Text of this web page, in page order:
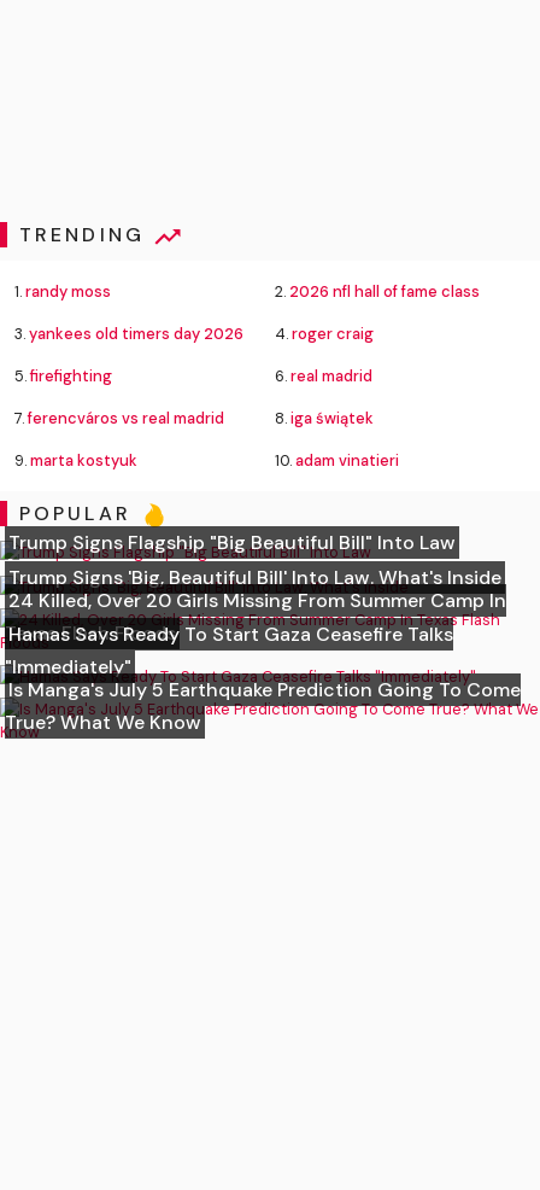
TRENDING
1.randy moss 2. 2026 nfl hall of fame class
3.yankees old timers day 2026 4.roger craig
5.firefighting 6.real madrid
7.ferencváros vs real madrid 8.iga świątek
9.marta kostyuk 10.adam vinatieri
POPULAR
Trump Signs Flagship "Big Beautiful Bill" Into Law
Trump Signs 'Big, Beautiful Bill' Into Law. What's Inside
24 Killed, Over 20 Girls Missing From Summer Camp In
Texas Flash Floods
Hamas Says Ready To Start Gaza Ceasefire Talks
"Immediately"
Is Manga's July 5 Earthquake Prediction Going To Come
True? What We Know